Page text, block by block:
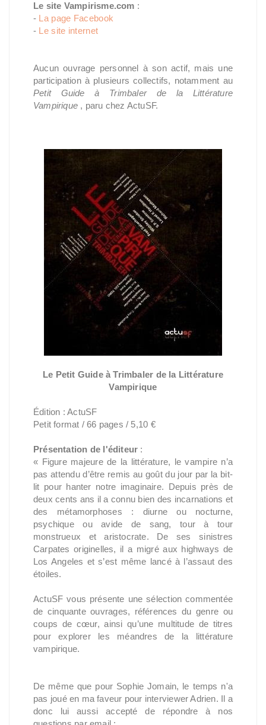
Le site Vampirisme.com :
- La page Facebook
- Le site internet
Aucun ouvrage personnel à son actif, mais une
participation à plusieurs collectifs, notamment au
Petit Guide à Trimbaler de la Littérature
Vampirique , paru chez ActuSF.
Le Petit Guide à Trimbaler de la Littérature
Vampirique
Édition : ActuSF
Petit format / 66 pages / 5,10 €
Présentation de l'éditeur :
« Figure majeure de la littérature, le vampire n’a
pas attendu d’être remis au goût du jour par la bit-
lit pour hanter notre imaginaire. Depuis près de
deux cents ans il a connu bien des incarnations et
des métamorphoses : diurne ou nocturne,
psychique ou avide de sang, tour à tour
monstrueux et aristocrate. De ses sinistres
Carpates originelles, il a migré aux highways de
Los Angeles et s’est même lancé à l’assaut des
étoiles.
ActuSF vous présente une sélection commentée
de cinquante ouvrages, références du genre ou
coups de cœur, ainsi qu’une multitude de titres
pour explorer les méandres de la littérature
vampirique.
De même que pour Sophie Jomain, le temps n'a
pas joué en ma faveur pour interviewer Adrien. Il a
donc lui aussi accepté de répondre à nos